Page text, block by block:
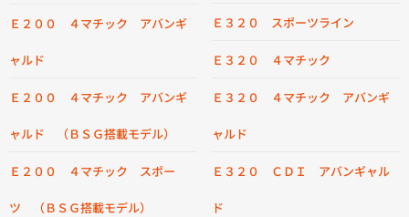
Ｅ２００ ４マチック アバンギ
ャルド
Ｅ２００ ４マチック アバンギ
ャルド （ＢＳＧ搭載モデル）
Ｅ２００ ４マチック スポー
ツ （ＢＳＧ搭載モデル）
Ｅ３２０ スポーツライン
Ｅ３２０ ４マチック
Ｅ３２０ ４マチック アバンギ
ャルド
Ｅ３２０ ＣＤＩ アバンギャル
ド